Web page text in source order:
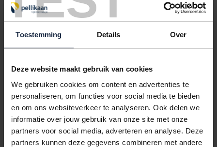
Toestemming Details Over
Deze website maakt gebruik van cookies
We gebruiken cookies om content en advertenties te
personaliseren, om functies voor social media te bieden
en om ons websiteverkeer te analyseren. Ook delen we
informatie over jouw gebruik van onze site met onze
partners voor social media, adverteren en analyse. Deze
partners kunnen deze gegevens combineren met andere
GRIPZAKKEN 150X200MM TRANSPARANT
< 1000
1000 5000
10000
€56,88
€43,23 €40,95
GRIPZAKKEN 160X230MM TRANSPARANT
< 1000
1000 5000
10000
€67,13
€53,70 €51,02 €48,33
5035030 €0,00
GRIPZAKKEN 190X250MM TRANSPARANT